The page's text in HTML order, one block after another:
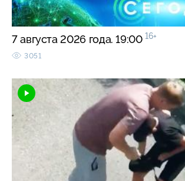
7 августа 2026 года. 19:00 16+
3051